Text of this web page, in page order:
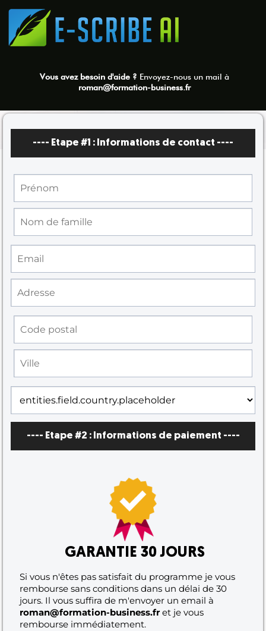
Vous avez besoin d'aide ? Envoyez-nous un mail à
roman@formation-business.fr
---- Etape #1 : Informations de contact ----
---- Etape #2 : Informations de paiement ----
GARANTIE 30 JOURS
Si vous n'êtes pas satisfait du programme je vous
rembourse sans conditions dans un délai de 30
jours. Il vous suffira de m'envoyer un email à
roman@formation-business.fret je vous
rembourse immédiatement.